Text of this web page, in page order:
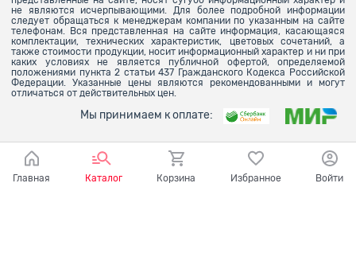
не являются исчерпывающими. Для более подробной информации
следует обращаться к менеджерам компании по указанным на сайте
телефонам. Вся представленная на сайте информация, касающаяся
комплектации, технических характеристик, цветовых сочетаний, а
также стоимости продукции, носит информационный характер и ни при
каких условиях не является публичной офертой, определяемой
положениями пункта 2 статьи 437 Гражданского Кодекса Российской
Федерации. Указанные цены являются рекомендованными и могут
отличаться от действительных цен.
Мы принимаем к оплате:
Главная Каталог Корзина Избранное Войти